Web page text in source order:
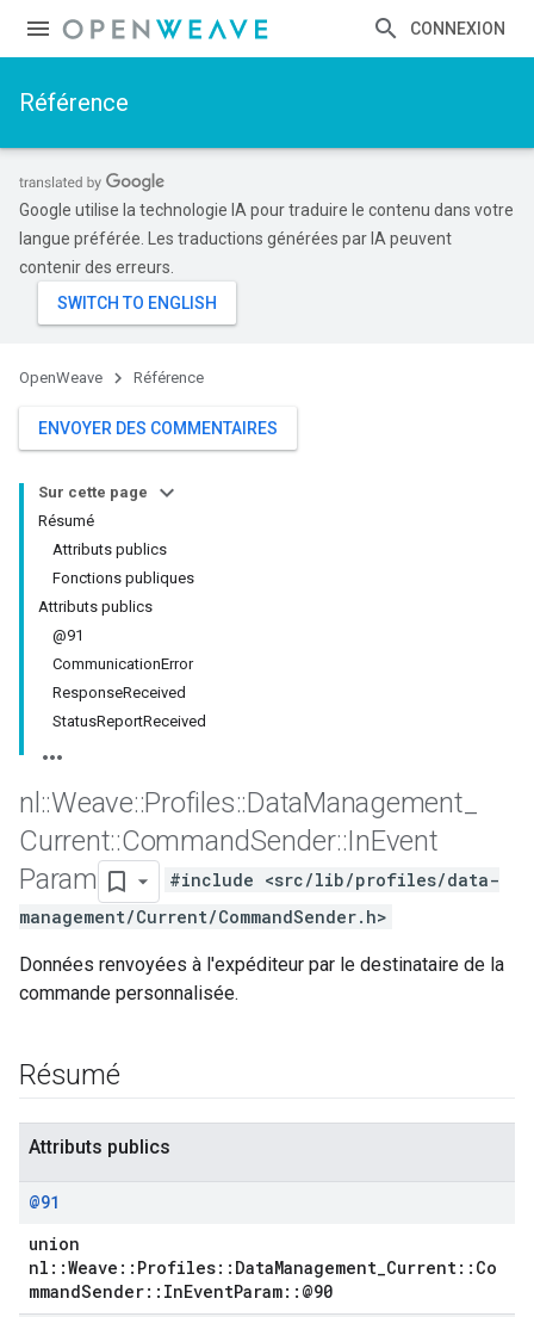
CONNEXION
Référence
Google utilise la technologie IA pour traduire le contenu dans votre
langue préférée. Les traductions générées par IA peuvent
contenir des erreurs.
OpenWeave Référence
ENVOYER DES COMMENTAIRES
Sur cette page
Résumé
Attributs publics
Fonctions publiques
Attributs publics
@91
CommunicationError
ResponseReceived
StatusReportReceived
nl ::Weave::Profiles::DataManagement
Current::CommandSender::InEvent
Param
#include <src/lib/profiles/data-
management/Current/CommandSender.h>
Données renvoyées à l'expéditeur par le destinataire de la
commande personnalisée.
Résumé
Attributs publics
@91
union
nl::Weave::Profiles::DataManagement_Current::Co
mmandSender::InEventParam::@90